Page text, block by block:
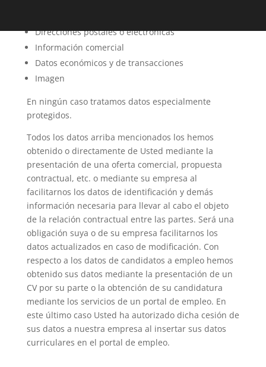
Direcciones postales o electrónicas
Información comercial
Datos económicos y de transacciones
Imagen
En ningún caso tratamos datos especialmente
protegidos.
Todos los datos arriba mencionados los hemos
obtenido o directamente de Usted mediante la
presentación de una oferta comercial, propuesta
contractual, etc. o mediante su empresa al
facilitarnos los datos de identificación y demás
información necesaria para llevar al cabo el objeto
de la relación contractual entre las partes. Será una
obligación suya o de su empresa facilitarnos los
datos actualizados en caso de modificación. Con
respecto a los datos de candidatos a empleo hemos
obtenido sus datos mediante la presentación de un
CV por su parte o la obtención de su candidatura
mediante los servicios de un portal de empleo. En
este último caso Usted ha autorizado dicha cesión de
sus datos a nuestra empresa al insertar sus datos
curriculares en el portal de empleo.